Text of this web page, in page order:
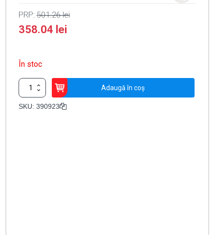
PRP:501.26lei
358.04 lei
În stoc
Cantitate
Kit
baterie
Adaugă în coș
SKU: 390923